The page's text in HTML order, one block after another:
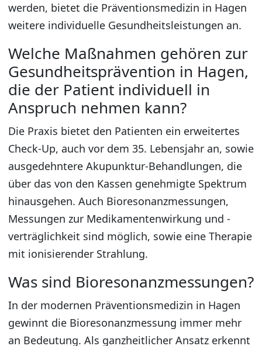
werden, bietet die Präventionsmedizin in Hagen
weitere individuelle Gesundheitsleistungen an.
Welche Maßnahmen gehören zur
Gesundheitsprävention in Hagen,
die der Patient individuell in
Anspruch nehmen kann?
Die Praxis bietet den Patienten ein erweitertes
Check-Up, auch vor dem 35. Lebensjahr an, sowie
ausgedehntere Akupunktur-Behandlungen, die
über das von den Kassen genehmigte Spektrum
hinausgehen. Auch Bioresonanzmessungen,
Messungen zur Medikamentenwirkung und -
verträglichkeit sind möglich, sowie eine Therapie
mit ionisierender Strahlung.
Was sind Bioresonanzmessungen?
In der modernen Präventionsmedizin in Hagen
gewinnt die Bioresonanzmessung immer mehr
an Bedeutung. Als ganzheitlicher Ansatz erkennt